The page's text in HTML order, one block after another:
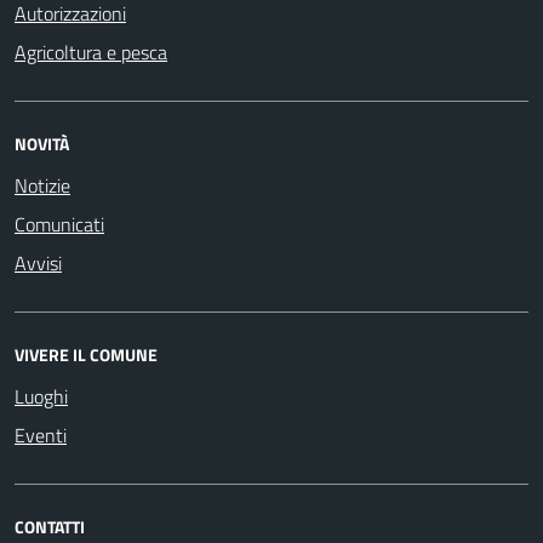
Autorizzazioni
Agricoltura e pesca
NOVITÀ
Notizie
Comunicati
Avvisi
VIVERE IL COMUNE
Luoghi
Eventi
CONTATTI